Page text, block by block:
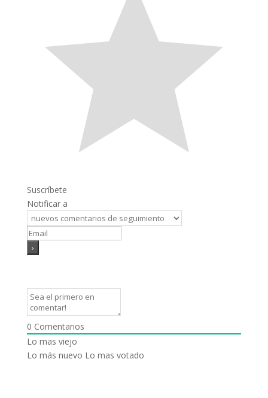
Suscríbete
Notificar a
0 Comentarios
Lo mas viejo
Lo más nuevo Lo mas votado